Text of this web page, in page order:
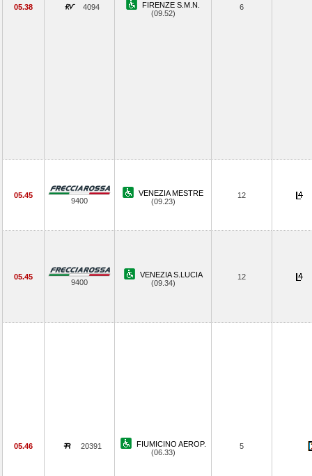
05.38 4094
FIRENZE S.M.N.
(09.52)
6
05.45
9400
VENEZIA MESTRE
(09.23)
12
05.45
9400
VENEZIA S.LUCIA
(09.34)
12
05.46 20391
FIUMICINO AEROP.
(06.33)
5